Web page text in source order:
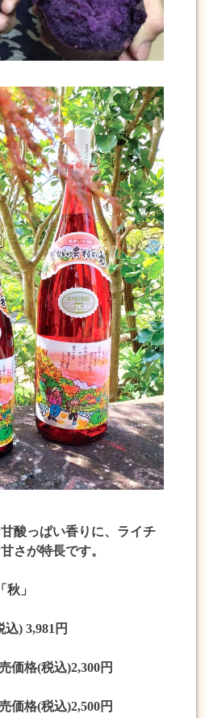
酸っぱい香りに、ライチ
さが特長です。
」
) 3,981円
価格(税込)2,300円
価格(税込)2,500円